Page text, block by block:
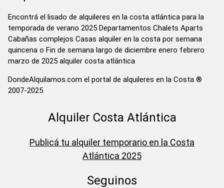
Encontrá el lisado de alquileres en la costa atlántica para la
temporada de verano 2025 Departamentos Chalets Aparts
Cabañas complejos Casas alquiler en la costa por semana
quincena o Fin de semana largo de diciembre enero febrero
marzo de 2025 alquiler costa atlántica
DondeAlquilamos.com el portal de alquileres en la Costa ®
2007-2025
Alquiler Costa Atlántica
Publicá tu alquiler temporario en la Costa
Atlántica 2025
Seguinos